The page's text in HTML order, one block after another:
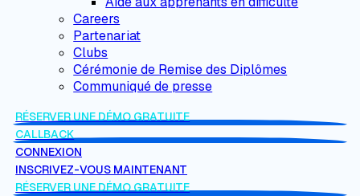
Careers
Partenariat
Clubs
Cérémonie de Remise des Diplômes
Communiqué de presse
RÉSERVER UNE DÉMO GRATUITE
CALLBACK
CONNEXION
INSCRIVEZ-VOUS MAINTENANT
RÉSERVER UNE DÉMO GRATUITE